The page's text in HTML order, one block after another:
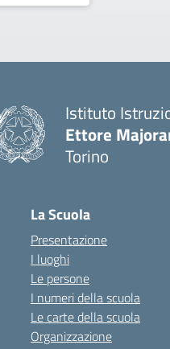
Istituto
Ettore
Torino
La Scuola
Presentazione
I luoghi
Le persone
I numeri della scuola
Le carte della scuola
Organizzazione